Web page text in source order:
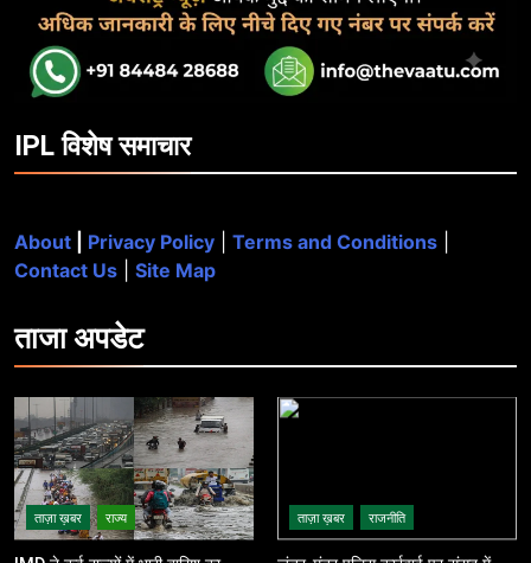
IPL विशेष समाचार
About Privacy Policy Terms and Conditions
Contact Us
Site Map
ताजाअपडेट
ताज़ा ख़बर राज्य ताज़ा ख़बर राजनीति